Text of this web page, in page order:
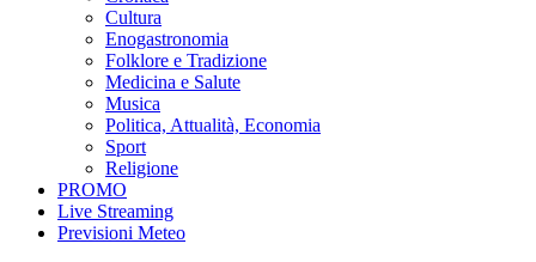
Cultura
Enogastronomia
Folklore e Tradizione
Medicina e Salute
Musica
Politica, Attualità, Economia
Sport
Religione
PROMO
Live Streaming
Previsioni Meteo